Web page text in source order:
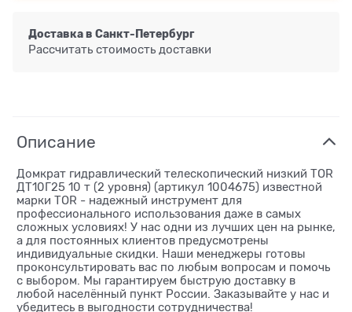
Доставка в Санкт-Петербург
Рассчитать стоимость доставки
Описание
Домкрат гидравлический телескопический низкий TOR
ДТ10Г25 10 т (2 уровня) (артикул 1004675) известной
марки TOR - надежный инструмент для
профессионального использования даже в самых
сложных условиях! У нас одни из лучших цен на рынке,
а для постоянных клиентов предусмотрены
индивидуальные скидки. Наши менеджеры готовы
проконсультировать вас по любым вопросам и помочь
с выбором. Мы гарантируем быструю доставку в
любой населённый пункт России. Заказывайте у нас и
убедитесь в выгодности сотрудничества!